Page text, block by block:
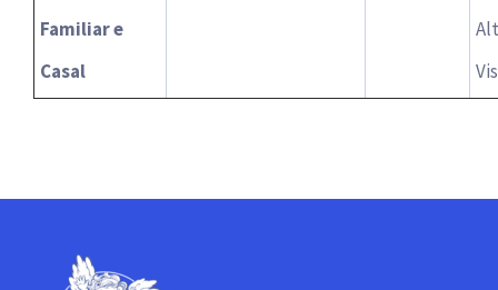
Familiar e
Casal